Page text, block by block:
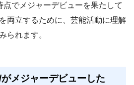
点でメジャーデビューを果たして
両立するために、芸能活動に理解
られます。
メジャーデビューした